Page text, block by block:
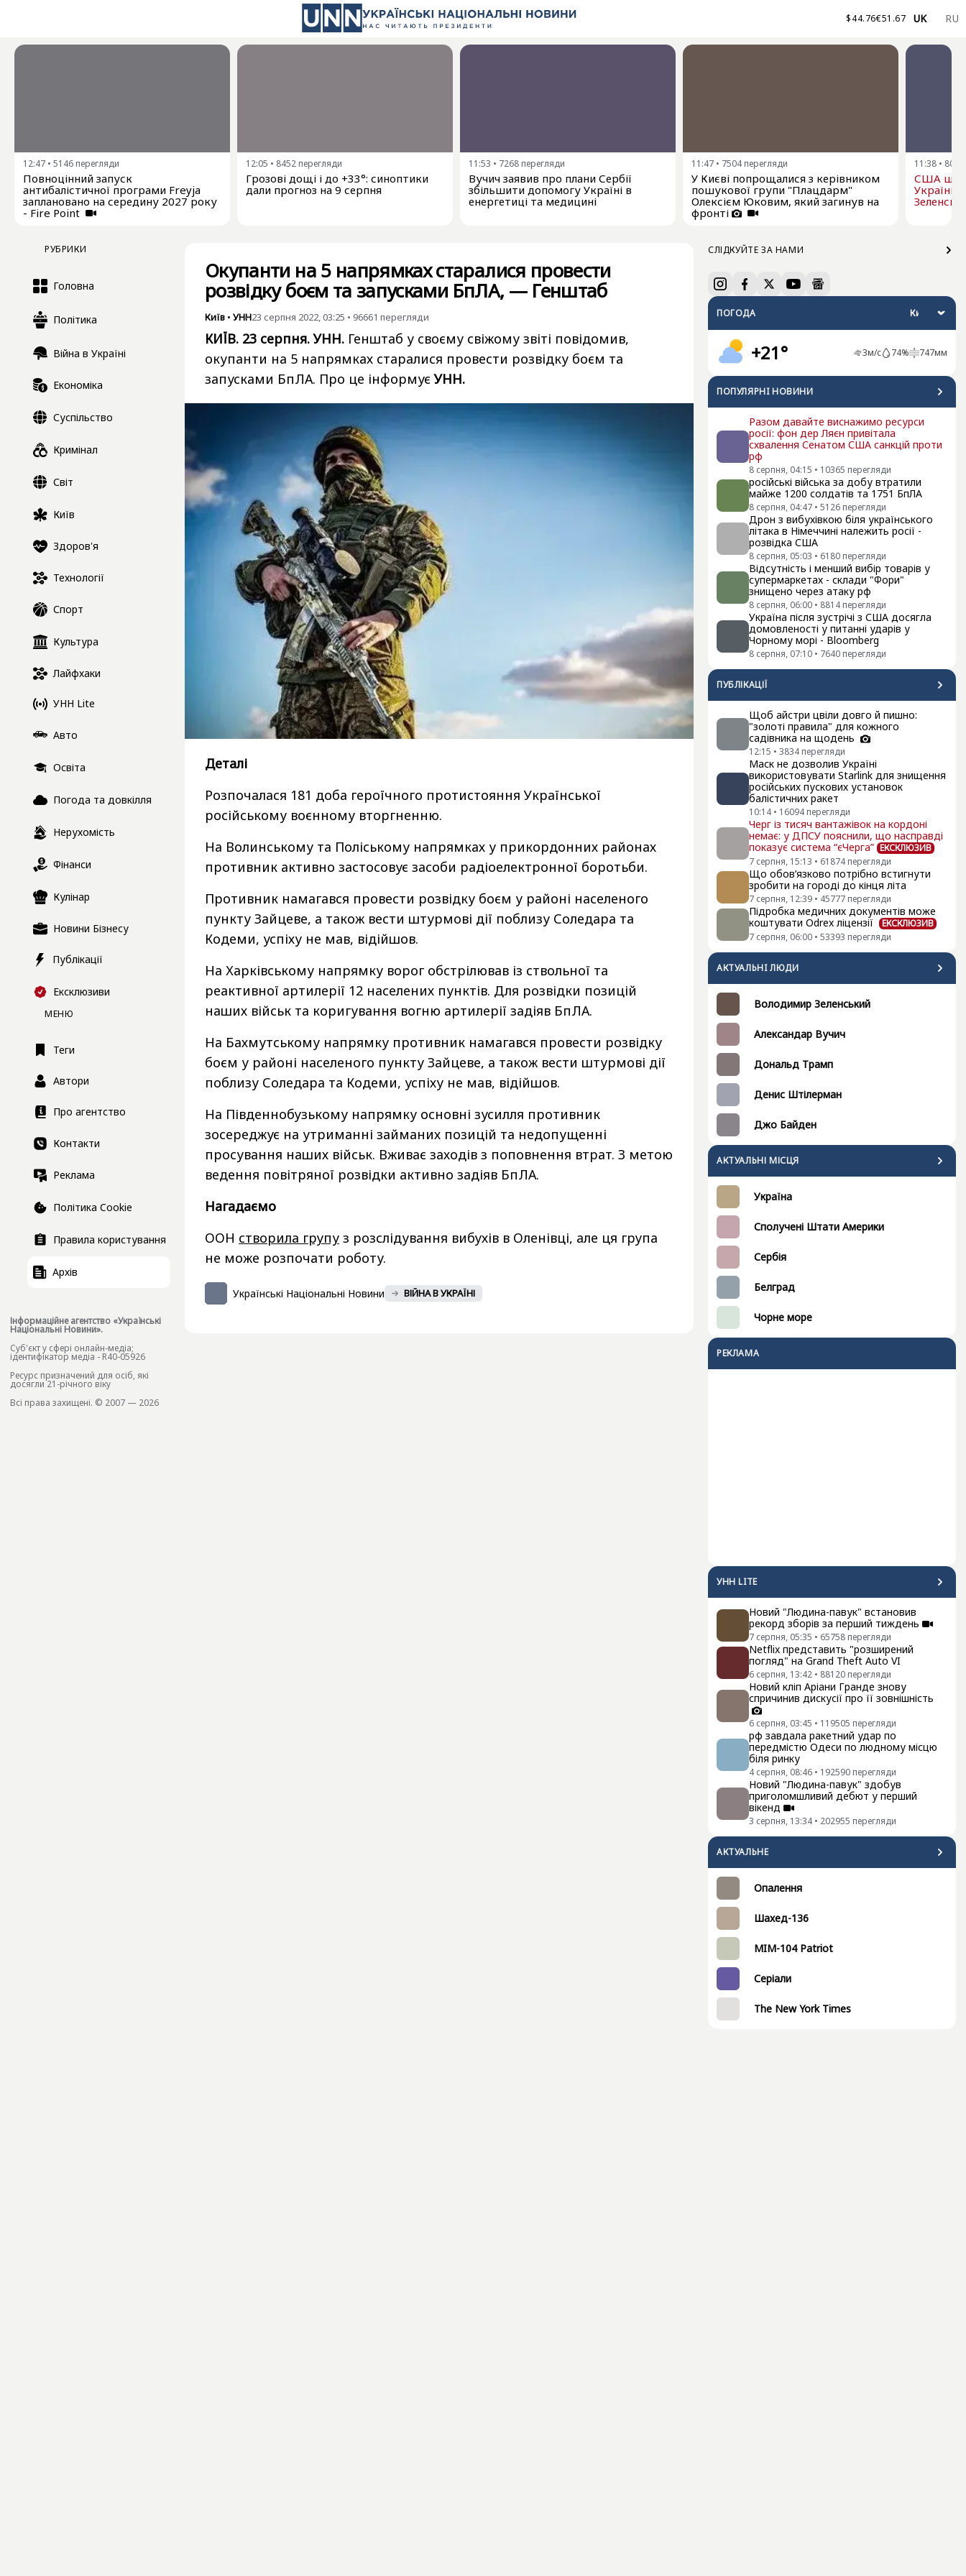
$44.76€51.67 UK RU
12:47 • 5146 перегляди
Повноцінний запуск
антибалістичної програми Freyja
заплановано на середину 2027 року
- Fire Point
12:05 • 8452 перегляди
Грозові дощі і до +33°: синоптики
дали прогноз на 9 серпня
11:53 • 7268 перегляди
Вучич заявив про плани Сербії
збільшити допомогу Україні в
енергетиці та медицині
11:47 • 7504 перегляди
У Києві попрощалися з керівником
пошукової групи "Плацдарм"
Олексієм Юковим, який загинув на
фронті
11:38 • 8058
США
Україні
РУБРИКИ
Головна
Політика
Війна в Україні
Економіка
Суспільство
Кримінал
Світ
Київ
Здоров'я
Технології
Спорт
Культура
Лайфхаки
УНН Lite
Авто
Освіта
Погода та довкілля
Нерухомість
Фінанси
Кулінар
Новини Бізнесу
Публікації
Ексклюзиви
МЕНЮ
Теги
Автори
Про агентство
Контакти
Реклама
Політика Cookie
Правила користування
Архів
Інформаційне агентство «Українські
Національні Новини».
Cуб'єкт у сфері онлайн-медіа;
ідентифікатор медіа - R40-05926
Ресурс призначений для осіб, які
досягли 21-річного віку
Всі права захищені. © 2007 — 2026
СЛІДКУЙТЕ ЗА НАМИ
ПОГОДА
+21° 3м/с 74% 747мм
ПОПУЛЯРНI НОВИНИ
Разом давайте виснажимо ресурси
росії: фон дер Ляєн привітала
схвалення Сенатом США санкцій проти
рф
8 серпня, 04:15 • 10365 перегляди
російські війська за добу втратили
майже 1200 солдатів та 1751 БпЛА
8 серпня, 04:47 • 5126 перегляди
Дрон з вибухівкою біля українського
літака в Німеччині належить росії -
розвідка США
8 серпня, 05:03 • 6180 перегляди
Відсутність і менший вибір товарів у
супермаркетах - склади "Фори"
знищено через атаку рф
8 серпня, 06:00 • 8814 перегляди
Україна після зустрічі з США досягла
домовленості у питанні ударів у
Чорному морі - Bloomberg
8 серпня, 07:10 • 7640 перегляди
ПУБЛІКАЦІЇ
Щоб айстри цвіли довго й пишно:
"золоті правила" для кожного
садівника на щодень
12:15 • 3834 перегляди
Маск не дозволив Україні
використовувати Starlink для знищення
російських пускових установок
балістичних ракет
10:14 • 16094 перегляди
Черг із тисяч вантажівок на кордоні
немає: у ДПСУ пояснили, що насправді
показує система “єЧерга” ЕКСКЛЮЗИВ
7 серпня, 15:13 • 61874 перегляди
Що обов’язково потрібно встигнути
зробити на городі до кінця літа
7 серпня, 12:39 • 45777 перегляди
Підробка медичних документів може
коштувати Odrex ліцензії
ЕКСКЛЮЗИВ
7 серпня, 06:00 • 53393 перегляди
АКТУАЛЬНI ЛЮДИ
Володимир Зеленський
Александар Вучич
Дональд Трамп
Денис Штілерман
Джо Байден
АКТУАЛЬНІ МІСЦЯ
Україна
Сполучені Штати Америки
Сербія
Белград
Чорне море
РЕКЛАМА
УНН LITE
Новий "Людина-павук" встановив
рекорд зборів за перший тиждень
7 серпня, 05:35 • 65758 перегляди
Netflix представить "розширений
погляд" на Grand Theft Auto VI
6 серпня, 13:42 • 88120 перегляди
Новий кліп Аріани Гранде знову
спричинив дискусії про її зовнішність
6 серпня, 03:45 • 119505 перегляди
рф завдала ракетний удар по
передмістю Одеси по людному місцю
біля ринку
4 серпня, 08:46 • 192590 перегляди
Новий "Людина-павук" здобув
приголомшливий дебют у перший
вікенд
3 серпня, 13:34 • 202955 перегляди
АКТУАЛЬНЕ
Опалення
Шахед-136
MIM-104 Patriot
Серіали
The New York Times
Окупанти на 5 напрямках старалися провести
розвідку боєм та запусками БпЛА, — Генштаб
Київ • УНН23 серпня 2022, 03:25 • 96661 перегляди
КИЇВ. 23 серпня. УНН. Генштаб у своєму свіжому звіті повідомив,
окупанти на 5 напрямках старалися провести розвідку боєм та
запусками БпЛА. Про це інформуєУНН.
Деталі
Розпочалася 181 доба героїчного протистояння Української
російському воєнному вторгненню.
На Волинському та Поліському напрямках у прикордонних районах
противник активно застосовує засоби радіоелектронної боротьби.
Противник намагався провести розвідку боєм у районі населеного
пункту Зайцеве, а також вести штурмові дії поблизу Соледара та
Кодеми, успіху не мав, відійшов.
На Харківському напрямку ворог обстрілював із ствольної та
реактивної артилерії 12 населених пунктів. Для розвідки позицій
наших військ та коригування вогню артилерії задіяв БпЛА.
На Бахмутському напрямку противник намагався провести розвідку
боєм у районі населеного пункту Зайцеве, а також вести штурмові дії
поблизу Соледара та Кодеми, успіху не мав, відійшов.
На Південнобузькому напрямку основні зусилля противник
зосереджує на утриманні займаних позицій та недопущенні
просування наших військ. Вживає заходів з поповнення втрат. З метою
ведення повітряної розвідки активно задіяв БпЛА.
Нагадаємо
ООН створила групу з розслідування вибухів в Оленівці, але ця група
не може розпочати роботу.
Українські Національні Новини ВІЙНА В УКРАЇНІ